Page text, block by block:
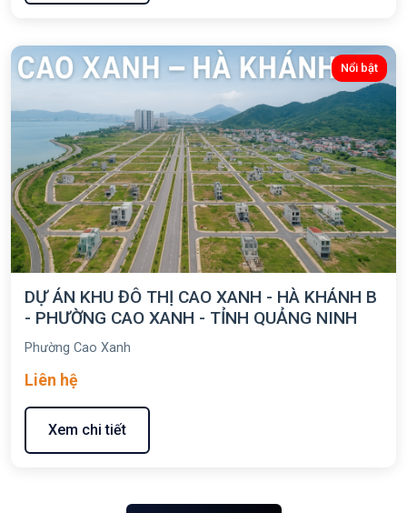
Nổi bật
DỰ ÁN KHU ĐÔ THỊ CAO XANH - HÀ KHÁNH B
- PHƯỜNG CAO XANH - TỈNH QUẢNG NINH
Phường Cao Xanh
Liên hệ
Xem chi tiết